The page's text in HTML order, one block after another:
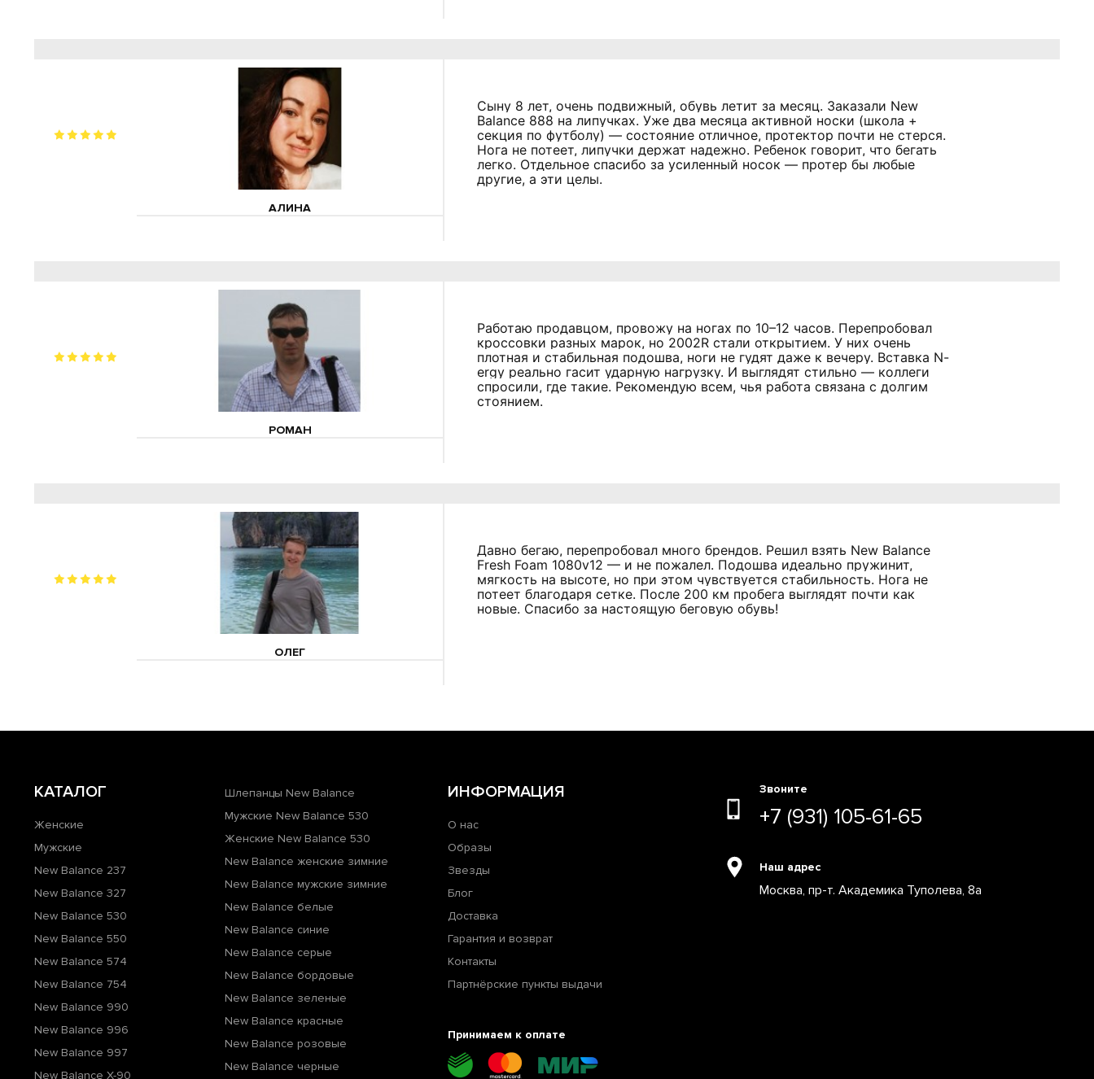
АЛИНА
Сыну 8 лет, очень подвижный, обувь летит за месяц. Заказали New
Balance 888 на липучках. Уже два месяца активной носки (школа +
секция по футболу) — состояние отличное, протектор почти не стерся.
Нога не потеет, липучки держат надежно. Ребенок говорит, что бегать
легко. Отдельное спасибо за усиленный носок — протер бы любые
другие, а эти целы.
РОМАН
Работаю продавцом, провожу на ногах по 10–12 часов. Перепробовал
кроссовки разных марок, но 2002R стали открытием. У них очень
плотная и стабильная подошва, ноги не гудят даже к вечеру. Вставка N-
ergy реально гасит ударную нагрузку. И выглядят стильно — коллеги
спросили, где такие. Рекомендую всем, чья работа связана с долгим
стоянием.
ОЛЕГ
Давно бегаю, перепробовал много брендов. Решил взять New Balance
Fresh Foam 1080v12 — и не пожалел. Подошва идеально пружинит,
мягкость на высоте, но при этом чувствуется стабильность. Нога не
потеет благодаря сетке. После 200 км пробега выглядят почти как
новые. Спасибо за настоящую беговую обувь!
КАТАЛОГ
Женские
Мужские
New Balance 237
New Balance 327
New Balance 530
New Balance 550
New Balance 574
New Balance 754
New Balance 990
New Balance 996
New Balance 997
New Balance X-90
Шлепанцы New Balance
Мужские New Balance 530
Женские New Balance 530
New Balance женские зимние
New Balance мужские зимние
New Balance белые
New Balance синие
New Balance серые
New Balance бордовые
New Balance зеленые
New Balance красные
New Balance розовые
New Balance черные
ИНФОРМАЦИЯ
О нас
Образы
Звезды
Блог
Доставка
Гарантия и возврат
Контакты
Партнёрские пункты выдачи
Принимаем к оплате
Звоните
+7 (931) 105-61-65
Наш адрес
Москва, пр-т. Академика Туполева, 8а